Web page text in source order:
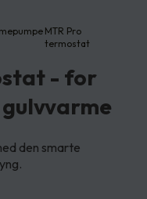
MTR Pro
termostat
- for
den smarte